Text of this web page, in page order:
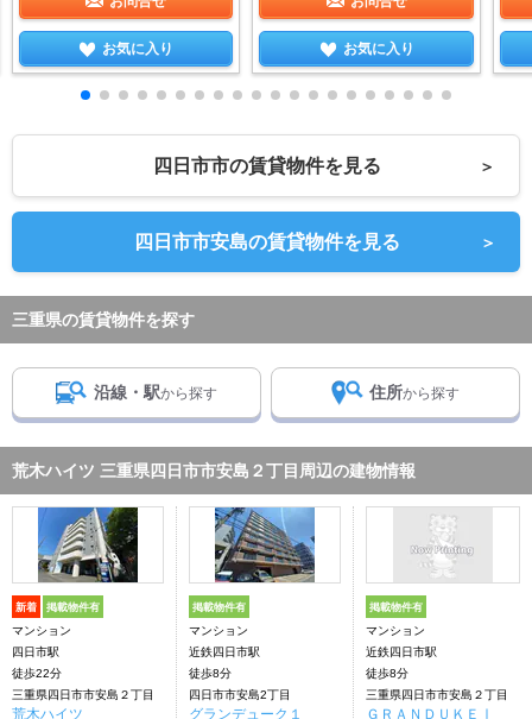
お気に入り お気に入り
四日市市の賃貸物件を見る ＞
四日市市安島の賃貸物件を見る ＞
三重県の賃貸物件を探す
沿線・駅から探す 住所から探す
荒木ハイツ 三重県四日市市安島２丁目周辺の建物情報
新着 掲載物件有
マンション
四日市駅
徒歩22分
三重県四日市市安島２丁目
荒木ハイツ
掲載物件有
マンション
近鉄四日市駅
徒歩8分
四日市市安島2丁目
グランデューク１
掲載物件有
マンション
近鉄四日市駅
徒歩8分
三重県四日市市安島２丁目
ＧＲＡＮＤＵＫＥⅠ